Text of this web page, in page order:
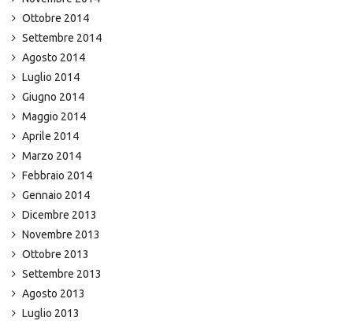
Ottobre 2014
Settembre 2014
Agosto 2014
Luglio 2014
Giugno 2014
Maggio 2014
Aprile 2014
Marzo 2014
Febbraio 2014
Gennaio 2014
Dicembre 2013
Novembre 2013
Ottobre 2013
Settembre 2013
Agosto 2013
Luglio 2013